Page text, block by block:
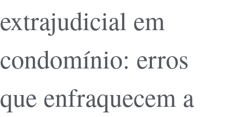
extrajudicial em
condomínio: erros
que enfraquecem a